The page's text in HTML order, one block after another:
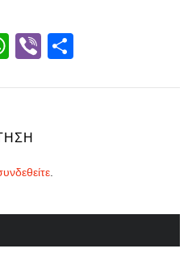
WhatsApp
Viber